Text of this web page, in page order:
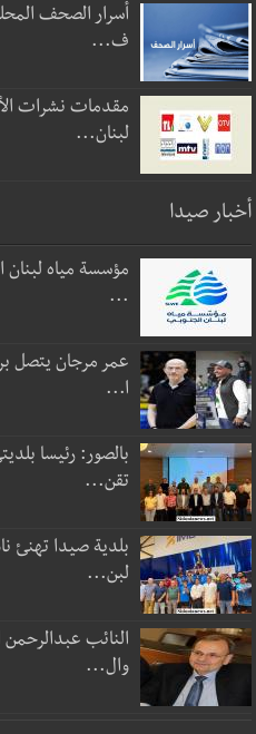
أسرار الصحف
ف...
مقدمات نشرات
لبنان...
أخبار صيدا
مؤسسة مياه لبنان
...
عمر مرجان يتصل
ا...
بالصور: رئيسا
تقن...
بلدية صيدا تهنئ
لبن...
النائب عبدالرحمن
وال...